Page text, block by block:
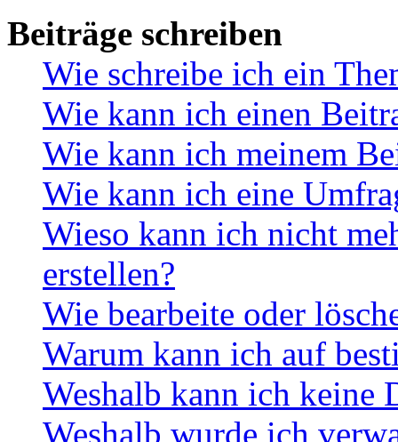
Beiträge schreiben
Wie schreibe ich ein
Wie kann ich einen
Wie kann ich meinem
Wie kann ich eine
Wieso kann ich nicht
erstellen?
Wie bearbeite oder
Warum kann ich auf
Weshalb kann ich keine
Weshalb wurde ich